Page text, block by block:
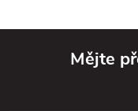
Mějte